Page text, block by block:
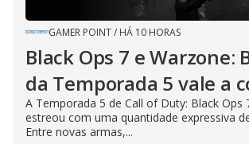
GAMER POINT/ HÁ 10 HORAS
Black Ops 7 e Warzone:
da Temporada 5 vale a
A Temporada 5 de Call of Duty: Black Ops
estreou com uma quantidade expressiva
Entre novas armas,...